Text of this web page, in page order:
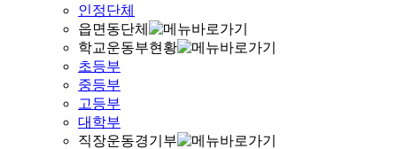
인정단체
읍면동단체
학교운동부현황
초등부
중등부
고등부
대학부
직장운동경기부